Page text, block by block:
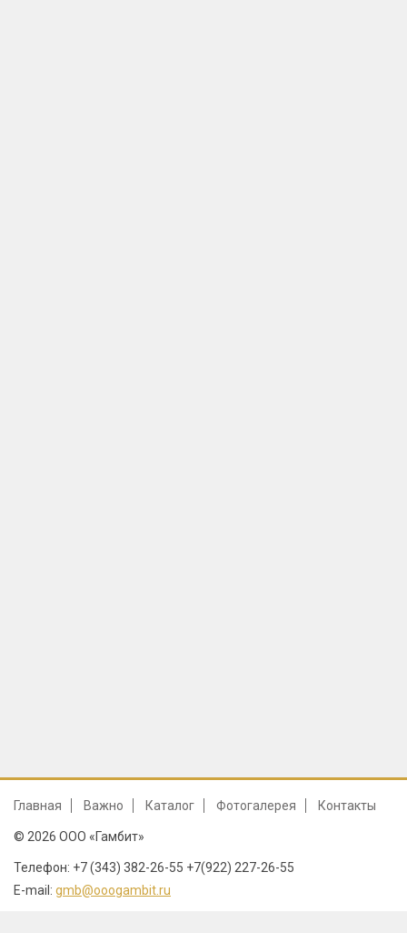
Главная Важно Каталог Фотогалерея Контакты
© 2026 ООО «Гамбит»
Телефон: +7 (343) 382-26-55 +7(922) 227-26-55
E-mail: gmb@ooogambit.ru